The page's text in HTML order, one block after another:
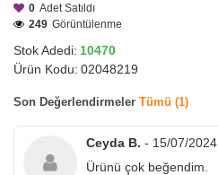
Stok Adedi: 10470
Ürün Kodu: 02048219
0 Adet Satıldı
249 Görüntülenme
Son Değerlendirmeler Tümü (1)
Ceyda B. - 15/07/2024
Ürünü çok beğendim.